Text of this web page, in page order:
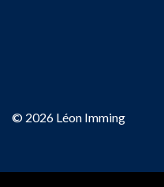
© 2026 Léon Imming